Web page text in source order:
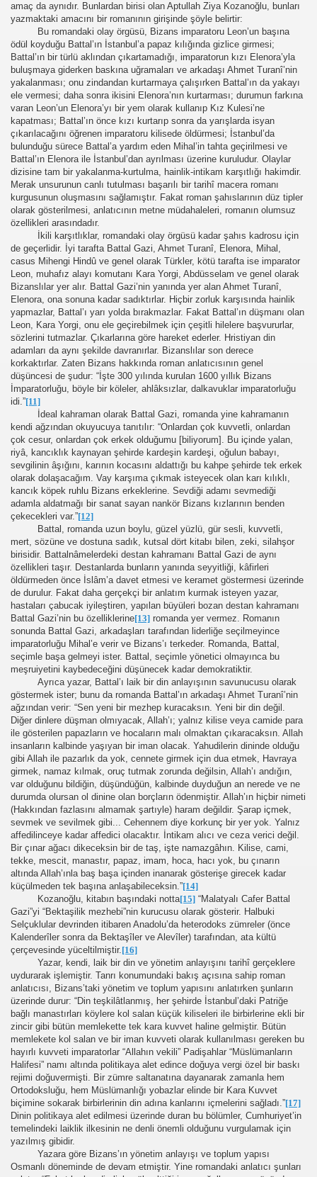
amaç da aynıdır. Bunlardan birisi olan Aptullah Ziya Kozanoğlu, bunları
yazmaktaki amacını bir romanının girişinde şöyle belirtir:
Bu romandaki olay örgüsü, Bizans imparatoru Leon’un başına
ödül koyduğu Battal’ın İstanbul’a papaz kılığında gizlice girmesi;
Battal’ın bir türlü aklından çıkartamadığı, imparatorun kızı Elenora’yla
buluşmaya giderken baskına uğramaları ve arkadaşı Ahmet Turanî’nin
yakalanması; onu zindandan kurtarmaya çalışırken Battal’ın da yakayı
ele vermesi; daha sonra ikisini Elenora’nın kurtarması; durumun farkına
varan Leon’un Elenora’yı bir yem olarak kullanıp Kız Kulesi’ne
kapatması; Battal’ın önce kızı kurtarıp sonra da yarışlarda isyan
çıkarılacağını öğrenen imparatoru kilisede öldürmesi; İstanbul’da
bulunduğu sürece Battal’a yardım eden Mihal’in tahta geçirilmesi ve
Battal’ın Elenora ile İstanbul’dan ayrılması üzerine kuruludur. Olaylar
dizisine tam bir yakalanma-kurtulma, hainlik-intikam karşıtlığı hakimdir.
Merak unsurunun canlı tutulması başarılı bir tarihî macera romanı
kurgusunun oluşmasını sağlamıştır. Fakat roman şahıslarının düz tipler
olarak gösterilmesi, anlatıcının metne müdahaleleri, romanın olumsuz
özellikleri arasındadır.
İkili karşıtlıklar, romandaki olay örgüsü kadar şahıs kadrosu için
de geçerlidir. İyi tarafta Battal Gazi, Ahmet Turanî, Elenora, Mihal,
casus Mihengi Hindû ve genel olarak Türkler, kötü tarafta ise imparator
Leon, muhafız alayı komutanı Kara Yorgi, Abdüsselam ve genel olarak
Bizanslılar yer alır. Battal Gazi’nin yanında yer alan Ahmet Turanî,
Elenora, ona sonuna kadar sadıktırlar. Hiçbir zorluk karşısında hainlik
yapmazlar, Battal’ı yarı yolda bırakmazlar. Fakat Battal’ın düşmanı olan
Leon, Kara Yorgi, onu ele geçirebilmek için çeşitli hilelere başvururlar,
sözlerini tutmazlar. Çıkarlarına göre hareket ederler. Hristiyan din
adamları da aynı şekilde davranırlar. Bizanslılar son derece
korkaktırlar. Zaten Bizans hakkında roman anlatıcısının genel
düşüncesi de şudur: “İşte 300 yılında kurulan 1600 yıllık Bizans
İmparatorluğu, böyle bir köleler, ahlâksızlar, dalkavuklar imparatorluğu
idi.”[11]
İdeal kahraman olarak Battal Gazi, romanda yine kahramanın
kendi ağzından okuyucuya tanıtılır: “Onlardan çok kuvvetli, onlardan
çok cesur, onlardan çok erkek olduğumu [biliyorum]. Bu içinde yalan,
riyâ, kancıklık kaynayan şehirde kardeşin kardeşi, oğulun babayı,
sevgilinin âşığını, karının kocasını aldattığı bu kahpe şehirde tek erkek
olarak dolaşacağım. Vay karşıma çıkmak isteyecek olan karı kılıklı,
kancık köpek ruhlu Bizans erkeklerine. Sevdiği adamı sevmediği
adamla aldatmağı bir sanat sayan nankör Bizans kızlarının benden
çekecekleri var.”[12]
Battal, romanda uzun boylu, güzel yüzlü, gür sesli, kuvvetli,
mert, sözüne ve dostuna sadık, kutsal dört kitabı bilen, zeki, silahşor
birisidir. Battalnâmelerdeki destan kahramanı Battal Gazi de aynı
özellikleri taşır. Destanlarda bunların yanında seyyitliği, kâfirleri
öldürmeden önce İslâm’a davet etmesi ve keramet göstermesi üzerinde
de durulur. Fakat daha gerçekçi bir anlatım kurmak isteyen yazar,
hastaları çabucak iyileştiren, yapılan büyüleri bozan destan kahramanı
Battal Gazi’nin bu özelliklerine[13] romanda yer vermez. Romanın
sonunda Battal Gazi, arkadaşları tarafından liderliğe seçilmeyince
imparatorluğu Mihal’e verir ve Bizans’ı terkeder. Romanda, Battal,
seçimle başa gelmeyi ister. Battal, seçimle yönetici olmayınca bu
meşruiyetini kaybedeceğini düşünecek kadar demokratiktir.
Ayrıca yazar, Battal’ı laik bir din anlayışının savunucusu olarak
göstermek ister; bunu da romanda Battal’ın arkadaşı Ahmet Turanî’nin
ağzından verir: “Sen yeni bir mezhep kuracaksın. Yeni bir din değil.
Diğer dinlere düşman olmıyacak, Allah’ı; yalnız kilise veya camide para
ile gösterilen papazların ve hocaların malı olmaktan çıkaracaksın. Allah
insanların kalbinde yaşıyan bir iman olacak. Yahudilerin dininde olduğu
gibi Allah ile pazarlık da yok, cennete girmek için dua etmek, Havraya
girmek, namaz kılmak, oruç tutmak zorunda değilsin, Allah’ı andığın,
var olduğunu bildiğin, düşündüğün, kalbinde duyduğun an nerede ve ne
durumda olursan ol dinine olan borçların ödenmiştir. Allah’ın hiçbir nimeti
(Hakkından fazlasını almamak şartıyle) haram değildir. Şarap içmek,
sevmek ve sevilmek gibi... Cehennem diye korkunç bir yer yok. Yalnız
affedilinceye kadar affedici olacaktır. İntikam alıcı ve ceza verici değil.
Bir çınar ağacı dikeceksin bir de taş, işte namazgâhın. Kilise, cami,
tekke, mescit, manastır, papaz, imam, hoca, hacı yok, bu çınarın
altında Allah’ınla baş başa içinden inanarak gösterişe girecek kadar
küçülmeden tek başına anlaşabileceksin.”[14]
Kozanoğlu, kitabın başındaki notta[15]“Malatyalı Cafer Battal
Gazi”yi “Bektaşilik mezhebi”nin kurucusu olarak gösterir. Halbuki
Selçuklular devrinden itibaren Anadolu’da heterodoks zümreler (önce
Kalenderîler sonra da Bektaşîler ve Alevîler) tarafından, ata kültü
çerçevesinde yüceltilmiştir.[16]
Yazar, kendi, laik bir din ve yönetim anlayışını tarihî gerçeklere
uydurarak işlemiştir. Tanrı konumundaki bakış açısına sahip roman
anlatıcısı, Bizans’taki yönetim ve toplum yapısını anlatırken şunların
üzerinde durur: “Din teşkilâtlanmış, her şehirde İstanbul’daki Patriğe
bağlı manastırları köylere kol salan küçük kiliseleri ile birbirlerine ekli bir
zincir gibi bütün memlekette tek kara kuvvet haline gelmiştir. Bütün
memlekete kol salan ve bir iman kuvveti olarak kullanılması gereken bu
hayırlı kuvveti imparatorlar “Allahın vekili” Padişahlar “Müslümanların
Halifesi” namı altında politikaya alet edince doğuya vergi özel bir baskı
rejimi doğuvermişti. Bir zümre saltanatına dayanarak zamanla hem
Ortodoksluğu, hem Müslümanlığı yobazlar elinde bir Kara Kuvvet
biçimine sokarak birbirlerinin din adına kanlarını içmelerini sağladı.”[17]
Dinin politikaya alet edilmesi üzerinde duran bu bölümler, Cumhuriyet’in
temelindeki laiklik ilkesinin ne denli önemli olduğunu vurgulamak için
yazılmış gibidir.
Yazara göre Bizans’ın yönetim anlayışı ve toplum yapısı
Osmanlı döneminde de devam etmiştir. Yine romandaki anlatıcı şunları